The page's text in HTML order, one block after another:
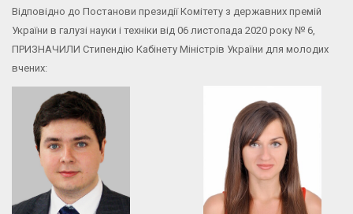
Відповідно до Постанови президії Комітету з державних премій
України в галузі науки і техніки від 06 листопада 2020 року № 6,
ПРИЗНАЧИЛИ Стипендію Кабінету Міністрів України для молодих
вчених: